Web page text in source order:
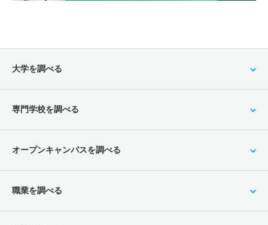
大学を調べる
専門学校を調べる
オープンキャンパスを調べる
職業を調べる